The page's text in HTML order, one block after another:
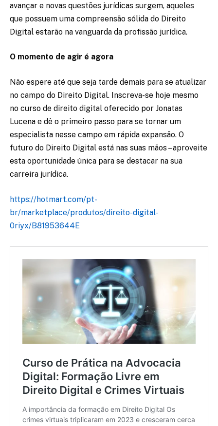
avançar e novas questões jurídicas surgem, aqueles
que possuem uma compreensão sólida do Direito
Digital estarão na vanguarda da profissão jurídica.
O momento de agir é agora
Não espere até que seja tarde demais para se atualizar
no campo do Direito Digital. Inscreva-se hoje mesmo
no curso de direito digital oferecido por Jonatas
Lucena e dê o primeiro passo para se tornar um
especialista nesse campo em rápida expansão. O
futuro do Direito Digital está nas suas mãos – aproveite
esta oportunidade única para se destacar na sua
carreira jurídica.
https://hotmart.com/pt-
br/marketplace/produtos/direito-digital-
0riyx/B81953644E